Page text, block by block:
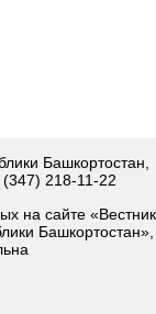
Башкортостан,
218-11-22
на сайте «Вестник
Башкортостан»,